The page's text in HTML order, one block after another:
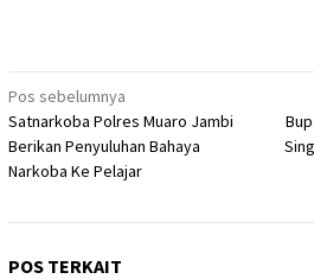
Navigasi
pos
Pos sebelumnya
Satnarkoba Polres Muaro Jambi
Berikan Penyuluhan Bahaya
Narkoba Ke Pelajar
POS TERKAIT